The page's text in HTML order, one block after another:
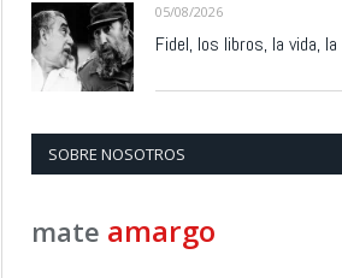
05/08/2026
Fidel, los libros, la vida,
SOBRE NOSOTROS
mate amargo